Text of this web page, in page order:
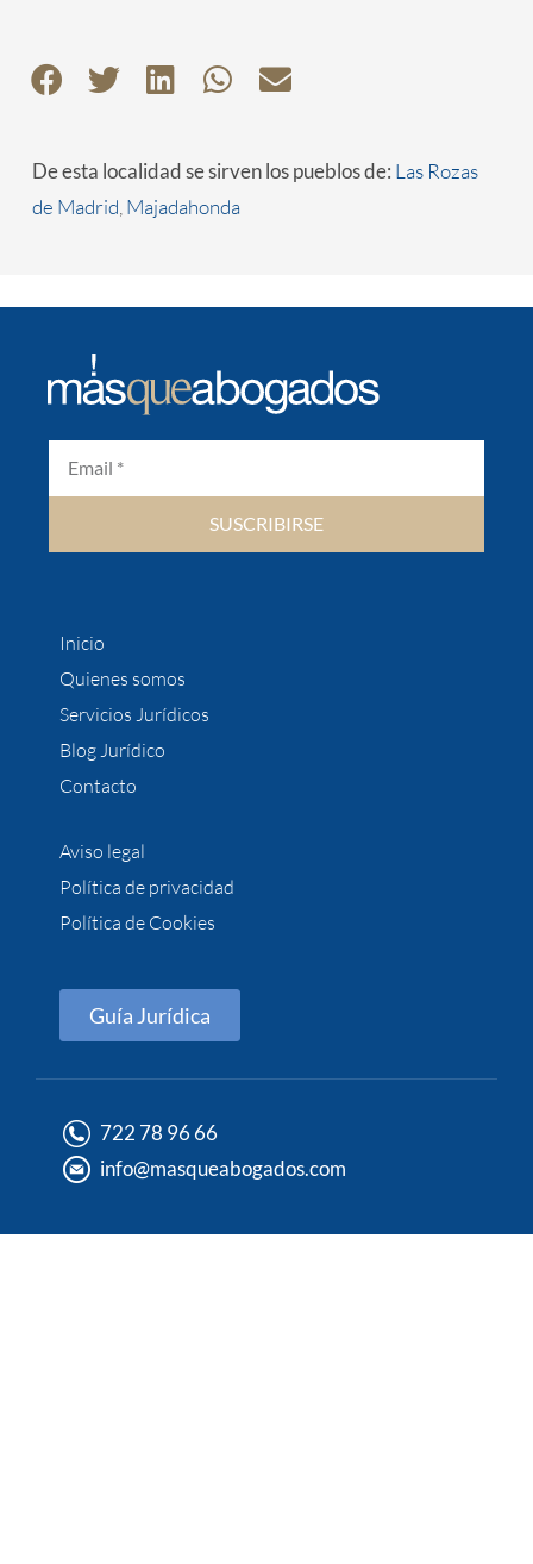
De esta localidad se sirven los pueblos de: Las Rozas
de Madrid,Majadahonda
SUSCRIBIRSE
Inicio
Quienes somos
Servicios Jurídicos
Blog Jurídico
Contacto
Aviso legal
Política de privacidad
Política de Cookies
Guía Jurídica
722 78 96 66
info@masqueabogados.com